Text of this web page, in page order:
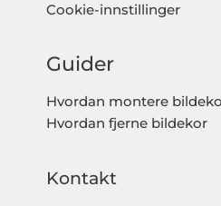
Cookie-innstillinger
Guider
Hvordan montere
Hvordan fjerne bildekor
Kontakt